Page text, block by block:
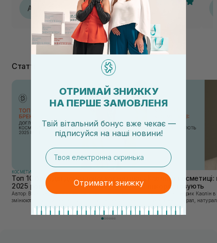
А 04.08.2026, 16:43
Статті
КОСМЕТИКА
Топ 10 брендів доглядової косметики у
2025 році
Автор: Віка Нагорна У сучасному світі, де тренди
змінюються зі швидкістю світла, а ринок популярної
косметики переповнений новими пропозиціями, вибір
засобу для себе стає справжнім викликом. 2025 р...
КОСМЕТИКА
Каолін в
використовують
Автор: Юлія Цебрик Каолін в косметології – це
природний мінерал,
безліч переваг для шкіри
завдяки великій кількості
ОТРИМАЙ ЗНИЖКУ
НА ПЕРШЕ ЗАМОВЛЕНЯ
Твій вітальний бонус вже чекає —
підписуйся на наші новини!
email
Отримати знижку